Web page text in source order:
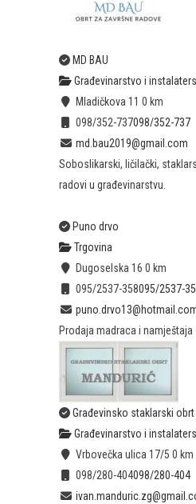
MD BAU
Građevinarstvo i
Mladičkova 11 0 km
098/352-737098/352-737
md.bau2019@gmail.com
Soboslikarski, ličilački,
radovi u građevinarstvu.
Puno drvo
Trgovina
Dugoselska 16 0 km
095/2537-358095/2537-
Prodaja madraca i namještaja
Građevinsko staklarski
Građevinarstvo i
Vrbovečka ulica 17/5 0 km
098/280-404098/280-404